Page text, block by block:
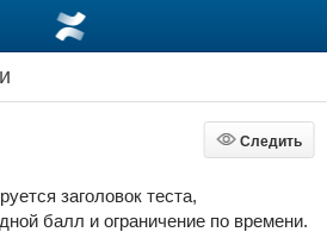
Следить
Следить
заголовок теста,
балл и ограничение по времени.